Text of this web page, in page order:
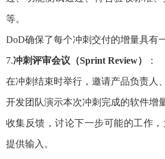
等。
DoD确保了每个冲刺交付的增量具有
7.冲刺评审会议（Sprint Review） ：
在冲刺结束时举行，邀请产品负责人
开发团队演示本次冲刺完成的软件增量
收集反馈，讨论下一步可能的工作
提供输入。